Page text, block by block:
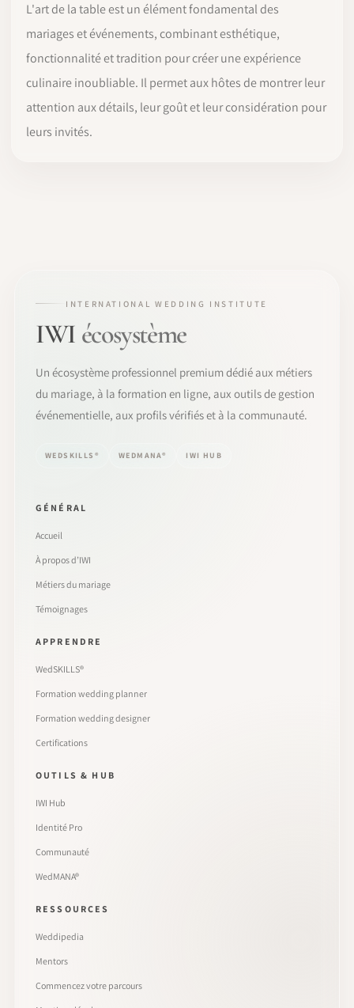
L'art de la table est un élément fondamental des
mariages et événements, combinant esthétique,
fonctionnalité et tradition pour créer une expérience
culinaire inoubliable. Il permet aux hôtes de montrer leur
attention aux détails, leur goût et leur considération pour
leurs invités.
INTERNATIONAL WEDDING INSTITUTE
IWI écosystème
Un écosystème professionnel premium dédié aux métiers
du mariage, à la formation en ligne, aux outils de gestion
événementielle, aux profils vérifiés et à la communauté.
WEDSKILLS® WEDMANA® IWI HUB
GÉNÉRAL
Accueil
À propos d’IWI
Métiers du mariage
Témoignages
APPRENDRE
WedSKILLS®
Formation wedding planner
Formation wedding designer
Certifications
OUTILS & HUB
IWI Hub
Identité Pro
Communauté
WedMANA®
RESSOURCES
Weddipedia
Mentors
Commencez votre parcours